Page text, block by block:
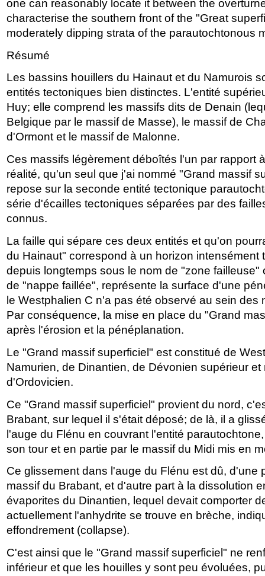
one can reasonably locate it between the
characterise the southern front of the "Great
moderately dipping strata of the parautochtonous
Résumé
Les bassins houillers du Hainaut et du Namurois
entités tectoniques bien distinctes. L'entité
Huy; elle comprend les massifs dits de Denain
Belgique par le massif de Masse), le massif de
d'Ormont et le massif de Malonne.
Ces massifs légèrement déboîtés l'un par rapport
réalité, qu'un seul que j'ai nommé "Grand massif
repose sur la seconde entité tectonique
série d'écailles tectoniques séparées par des
connus.
La faille qui sépare ces deux entités et qu'on
du Hainaut" correspond à un horizon intensément
depuis longtemps sous le nom de "zone failleuse"
de "nappe faillée", représente la surface d'une
le Westphalien C n'a pas été observé au sein des
Par conséquence, la mise en place du "Grand
après l'érosion et la pénéplanation.
Le "Grand massif superficiel" est constitué de
Namurien, de Dinantien, de Dévonien supérieur
d'Ordovicien.
Ce "Grand massif superficiel" provient du nord,
Brabant, sur lequel il s'était déposé; de là, il a
l'auge du Flénu en couvrant l'entité
son tour et en partie par le massif du Midi mis en
Ce glissement dans l'auge du Flénu est dû, d'une
massif du Brabant, et d'autre part à la dissolution
évaporites du Dinantien, lequel devait comporter
actuellement l'anhydrite se trouve en brèche,
effondrement (collapse).
C'est ainsi que le "Grand massif superficiel" ne
inférieur et que les houilles y sont peu évoluées,